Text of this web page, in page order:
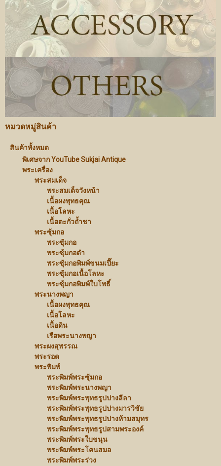
หมวดหมู่สินค้า
สินค้าทั้งหมด
พิเศษจาก YouTube Sukjai Antique
พระเครื่อง
พระสมเด็จ
พระสมเด็จวังหน้า
เนื้อผงพุทธคุณ
เนื้อโลหะ
เนื้อตะกั่วถ้ำชา
พระซุ้มกอ
พระซุ้มกอ
พระซุ้มกอดำ
พระซุ้มกอพิมพ์ขนมเปี๊ยะ
พระซุ้มกอเนื้อโลหะ
พระซุ้มกอพิมพ์ใบโพธิ์
พระนางพญา
เนื้อผงพุทธคุณ
เนื้อโลหะ
เนื้อดิน
เรือพระนางพญา
พระผงสุพรรณ
พระรอด
พระพิมพ์
พระพิมพ์พระซุ้มกอ
พระพิมพ์พระนางพญา
พระพิมพ์พระพุทธรูปปางลีลา
พระพิมพ์พระพุทธรูปปางมารวิชัย
พระพิมพ์พระพุทธรูปปางห้ามสมุทร
พระพิมพ์พระพุทธรูปสามพระองค์
พระพิมพ์พระใบขนุน
พระพิมพ์พระโคนสมอ
พระพิมพ์พระร่วง